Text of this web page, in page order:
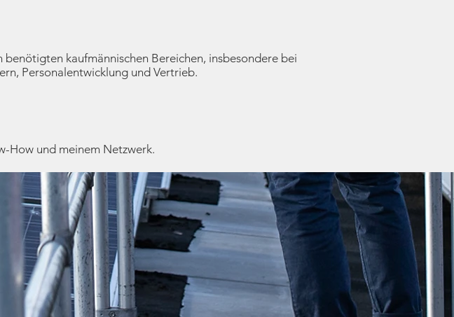
kaufmännischen Bereichen, insbesondere bei
Personalentwicklung und Vertrieb.
How und meinem Netzwerk.